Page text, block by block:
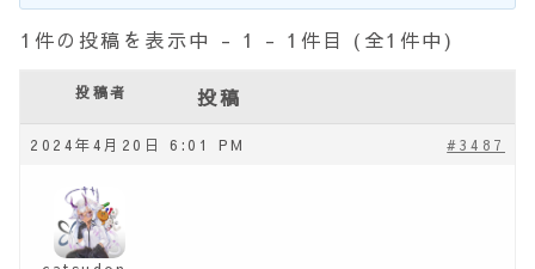
1件の投稿を表示中 - 1 - 1件目 (全1件中)
投稿者 投稿
2024年4月20日 6:01 PM #3487